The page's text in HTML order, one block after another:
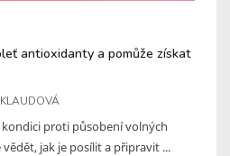
antioxidanty a pomůže získat
proti působení volných
jak je posílit a připravit ...